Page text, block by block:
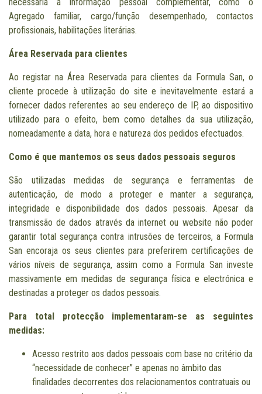
Agregado familiar, cargo/função desempenhado, contactos
profissionais, habilitações literárias.
Área Reservada para clientes
Ao registar na Área Reservada para clientes da Formula San, o
cliente procede à utilização do site e inevitavelmente estará a
fornecer dados referentes ao seu endereço de IP, ao dispositivo
utilizado para o efeito, bem como detalhes da sua utilização,
nomeadamente a data, hora e natureza dos pedidos efectuados.
Como é que mantemos os seus dados pessoais seguros
São utilizadas medidas de segurança e ferramentas de
autenticação, de modo a proteger e manter a segurança,
integridade e disponibilidade dos dados pessoais. Apesar da
transmissão de dados através da internet ou website não poder
garantir total segurança contra intrusões de terceiros, a Formula
San encoraja os seus clientes para preferirem certificações de
vários níveis de segurança, assim como a Formula San investe
massivamente em medidas de segurança física e electrónica e
destinadas a proteger os dados pessoais.
Para total protecção implementaram-se as seguintes
medidas:
Acesso restrito aos dados pessoais com base no critério da
“necessidade de conhecer” e apenas no âmbito das
finalidades decorrentes dos relacionamentos contratuais ou